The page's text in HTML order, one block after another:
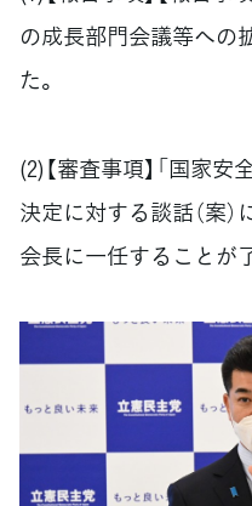
の成長部門会議等への
た。
(2)【審査事項】「国家
決定に対する談話（案
会長に一任することが